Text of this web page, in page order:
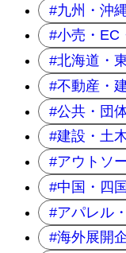
九州・沖
小売・EC
北海道・
不動産・
公共・団
建設・土
アウトソ
中国・四国
アパレル
海外展開